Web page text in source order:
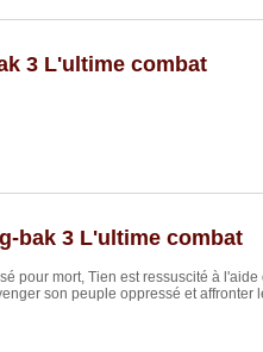
3 L'ultime combat
bak 3 L'ultime combat
pour mort, Tien est ressuscité à
son peuple oppressé et